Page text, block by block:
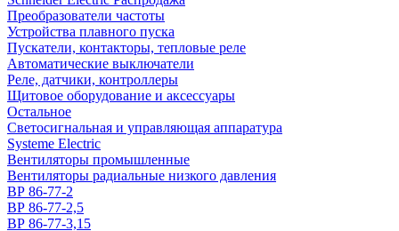
Преобразователи частоты
Устройства плавного пуска
Пускатели, контакторы, тепловые реле
Автоматические выключатели
Реле, датчики, контроллеры
Щитовое оборудование и аксессуары
Остальное
Светосигнальная и управляющая аппаратура
Systeme Electric
Вентиляторы промышленные
Вентиляторы радиальные низкого давления
ВР 86-77-2
ВР 86-77-2,5
ВР 86-77-3,15